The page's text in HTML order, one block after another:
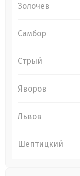
Золочев
Самбор
Стрый
Яворов
Львов
Шептицкий